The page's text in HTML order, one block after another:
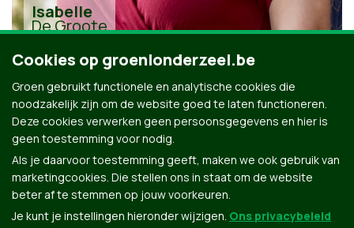
Isabelle
De Groote
Alle kandidaten uit Londerzeel
Cookies op groenlonderzeel.be
Groen gebruikt functionele en analytische cookies die
noodzakelijk zijn om de website goed te laten functioneren.
Deze cookies verwerken geen persoonsgegevens en hier is
geen toestemming voor nodig.
Als je daarvoor toestemming geeft, maken we ook gebruik van
marketingcookies. Die stellen ons in staat om de website
beter af te stemmen op jouw voorkeuren.
Je kunt je instellingen hieronder wijzigen. Ons privacybeleid